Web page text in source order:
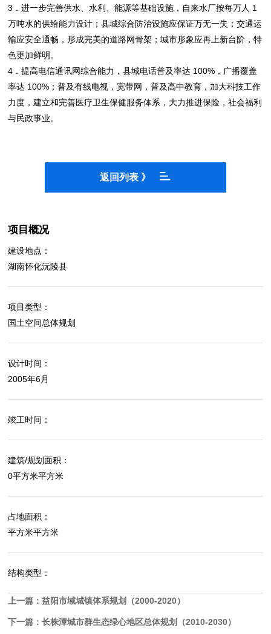
3．进一步完善供水、水利、能源等基础设施，自来水厂按每万人 1
万吨水的供给能力设计；县城综合防治设施应保证万无一失；交通运
输应安全通畅，形成完美的道路网骨架；城市形象应再上新台阶，特
色更加鲜明。
4．提高电信通讯网综合能力，县城电话普及率达 100%，广播覆盖
率达 100%；普及有线电视，宽带网，普及高中教育，加大科技工作
力度，建立和完善医疗卫生保健服务体系，大力推进保险，社会福利
与民政事业。
返回列表 》
项目概况
建设地点：
湖南怀化沅陵县
项目类型：
国土空间总体规划
设计时间：
2005年6月
竣工时间：
建筑/规划面积：
0平方米平方米
占地面积：
平方米平方米
结构类型：
上一篇：益阳市域城镇体系规划（2000-2020）
下一篇：长株潭城市群生态绿心地区总体规划（2010-2030）